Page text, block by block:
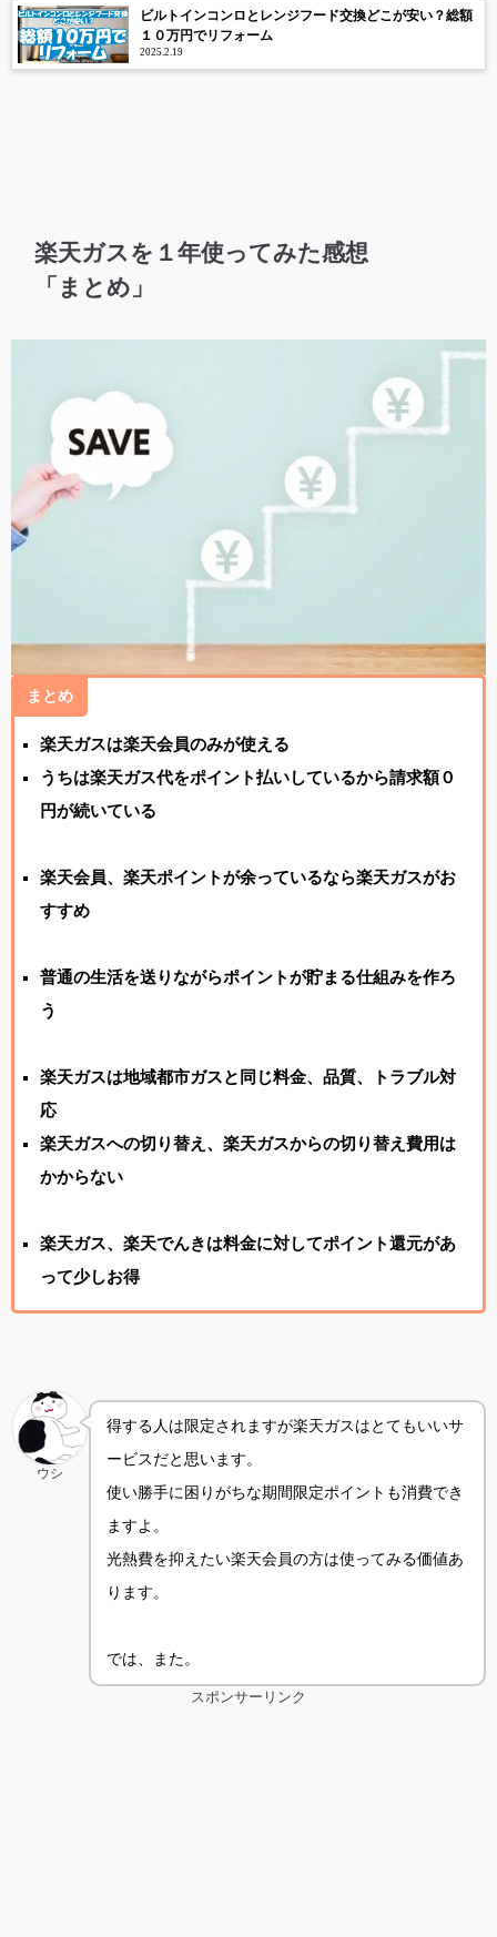
ビルトインコンロとレンジフード交換どこが安い？総額
１０万円でリフォーム
2025.2.19
楽天ガスを１年使ってみた感想
「まとめ」
まとめ
楽天ガスは楽天会員のみが使える
うちは楽天ガス代をポイント払いしているから請求額０
円が続いている
楽天会員、楽天ポイントが余っているなら楽天ガスがお
すすめ
普通の生活を送りながらポイントが貯まる仕組みを作ろ
う
楽天ガスは地域都市ガスと同じ料金、品質、トラブル対
応
楽天ガスへの切り替え、楽天ガスからの切り替え費用は
かからない
楽天ガス、楽天でんきは料金に対してポイント還元があ
って少しお得
ウシ
得する人は限定されますが楽天ガスはとてもいいサ
ービスだと思います。
使い勝手に困りがちな期間限定ポイントも消費でき
ますよ。
光熱費を抑えたい楽天会員の方は使ってみる価値あ
ります。
では、また。
スポンサーリンク